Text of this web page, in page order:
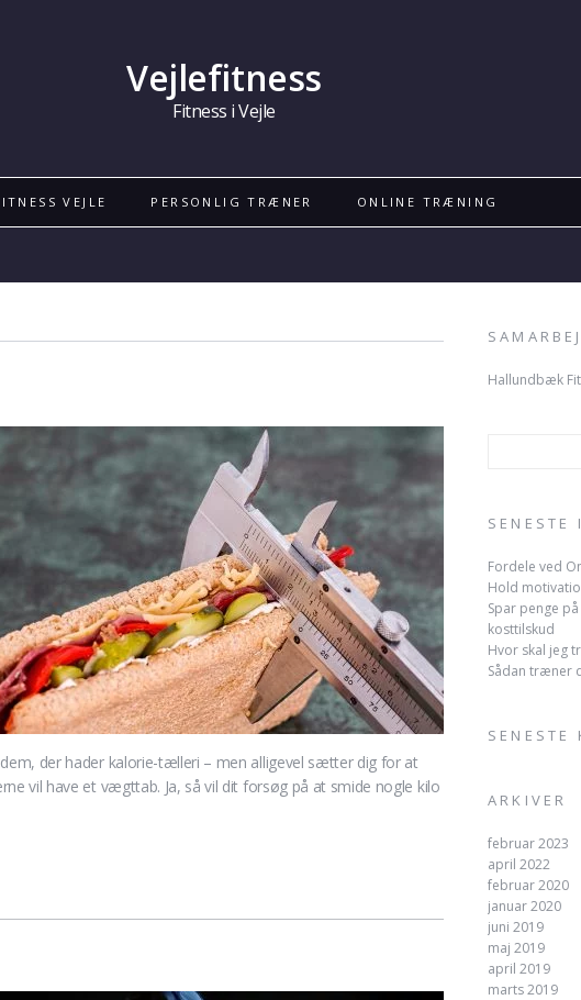
Vejlefitness
Fitness i Vejle
VEJLE PERSONLIG TRÆNER ONLINE TRÆNING
der hader kalorie-tælleri – men alligevel sætter dig for at
vil have et vægttab. Ja, så vil dit forsøg på at smide nogle kilo
Hallundbæk
SENESTE
Fordele ved
Hold
Spar penge
kosttilskud
Hvor skal jeg
Sådan træner
SENESTE
ARKIVER
februar 2023
april 2022
februar 2020
januar 2020
juni 2019
maj 2019
april 2019
marts 2019